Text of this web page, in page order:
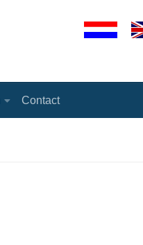
Contact